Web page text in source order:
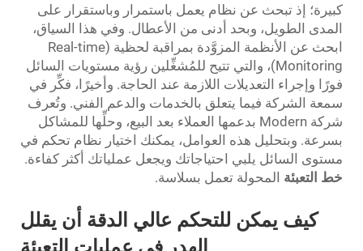
كبيرة؛ إذ تبحث عن نظام يعمل باستمرار وباستقرار على
المدى الطويل، وبحد أدنى من الأعطال. وفي هذا السياق،
ابحث عن الأنظمة المزوَّدة بمراقبة لحظية (Real-time
Monitoring)، والتي تتيح للمُشغِّلين رؤية مستويات السائل
فورًا وإجراء التعديلات اللازمة عند الحاجة. وأخيرًا، فكِّر في
سمعة الشركة فيما يتعلق بالخدمات والدعم الفني. وتُعرف
شركة Modern بدعمها العملاء بعد البيع، وحلِّها للمشاكل
بسرعة. وبتحليل هذه العوامل، يمكنك اختيار نظام تحكم في
مستوى السائل يلبي احتياجاتك ويجعل عملياتك أكثر كفاءة.
خط التعبئة المحولة تعمل بسلاسة.
كيف يمكن للتحكم عالي الدقة أن يقلل